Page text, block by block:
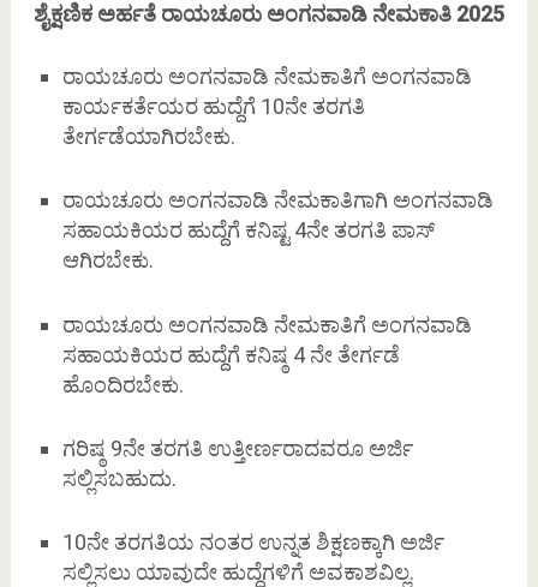
ಶೈಕ್ಷಣಿಕ ಅರ್ಹತೆ ರಾಯಚೂರು ಅಂಗನವಾಡಿ ನೇಮಕಾತಿ 2025
ರಾಯಚೂರು ಅಂಗನವಾಡಿ ನೇಮಕಾತಿಗೆ ಅಂಗನವಾಡಿ
ಕಾರ್ಯಕರ್ತೆಯರ ಹುದ್ದೆಗೆ 10ನೇ ತರಗತಿ
ತೇರ್ಗಡೆಯಾಗಿರಬೇಕು.
ರಾಯಚೂರು ಅಂಗನವಾಡಿ ನೇಮಕಾತಿಗಾಗಿ ಅಂಗನವಾಡಿ
ಸಹಾಯಕಿಯರ ಹುದ್ದೆಗೆ ಕನಿಷ್ಟ 4ನೇ ತರಗತಿ ಪಾಸ್‌
ಆಗಿರಬೇಕು.
ರಾಯಚೂರು ಅಂಗನವಾಡಿ ನೇಮಕಾತಿಗೆ ಅಂಗನವಾಡಿ
ಸಹಾಯಕಿಯರ ಹುದ್ದೆಗೆ ಕನಿಷ್ಠ 4 ನೇ ತೇರ್ಗಡೆ
ಹೊಂದಿರಬೇಕು.
ಗರಿಷ್ಠ 9ನೇ ತರಗತಿ ಉತ್ತೀರ್ಣರಾದವರೂ ಅರ್ಜಿ
ಸಲ್ಲಿಸಬಹುದು.
10ನೇ ತರಗತಿಯ ನಂತರ ಉನ್ನತ ಶಿಕ್ಷಣಕ್ಕಾಗಿ ಅರ್ಜಿ
ಸಲ್ಲಿಸಲು ಯಾವುದೇ ಹುದ್ದೆಗಳಿಗೆ ಅವಕಾಶವಿಲ್ಲ.